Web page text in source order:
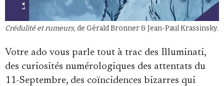
Crédulité et rumeurs, de Gérald Bronner & Jean-Paul Krassinsky.
Votre ado vous parle tout à trac des Illuminati,
des curiosités numérologiques des attentats du
11-Septembre, des coïncidences bizarres qui